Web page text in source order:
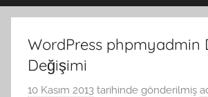
WordPress phpmyadmin
Değişimi
10 Kasım 2013 tarihinde gönderilmiş